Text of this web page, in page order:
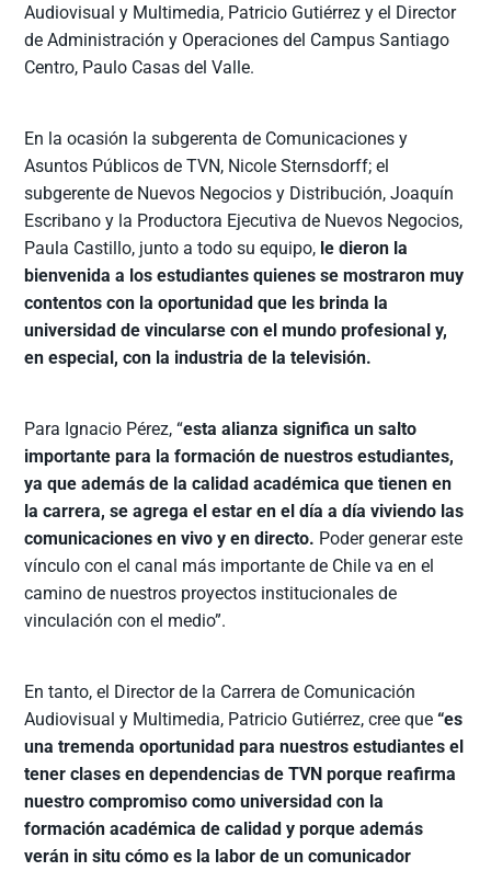
Audiovisual y Multimedia, Patricio Gutiérrez y el Director
de Administración y Operaciones del Campus Santiago
Centro, Paulo Casas del Valle.
En la ocasión la subgerenta de Comunicaciones y
Asuntos Públicos de TVN, Nicole Sternsdorff; el
subgerente de Nuevos Negocios y Distribución, Joaquín
Escribano y la Productora Ejecutiva de Nuevos Negocios,
Paula Castillo, junto a todo su equipo, le dieron la
bienvenida a los estudiantes quienes se mostraron muy
contentos con la oportunidad que les brinda la
universidad de vincularse con el mundo profesional y,
en especial, con la industria de la televisión.
Para Ignacio Pérez, “esta alianza significa un salto
importante para la formación de nuestros estudiantes,
ya que además de la calidad académica que tienen en
la carrera, se agrega el estar en el día a día viviendo las
comunicaciones en vivo y en directo. Poder generar este
vínculo con el canal más importante de Chile va en el
camino de nuestros proyectos institucionales de
vinculación con el medio”.
En tanto, el Director de la Carrera de Comunicación
Audiovisual y Multimedia, Patricio Gutiérrez, cree que“es
una tremenda oportunidad para nuestros estudiantes el
tener clases en dependencias de TVN porque reafirma
nuestro compromiso como universidad con la
formación académica de calidad y porque además
verán in situ cómo es la labor de un comunicador